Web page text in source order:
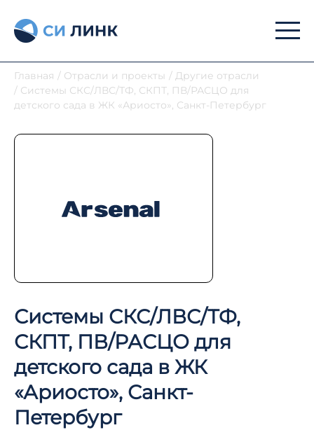
Главная / Отрасли и проекты / Другие отрасли
/ Системы СКС/ЛВС/ТФ, СКПТ, ПВ/РАСЦО для
детского сада в ЖК «Ариосто», Санкт-Петербург
Системы СКС/ЛВС/ТФ,
СКПТ, ПВ/РАСЦО для
детского сада в ЖК
«Ариосто», Санкт-
Петербург